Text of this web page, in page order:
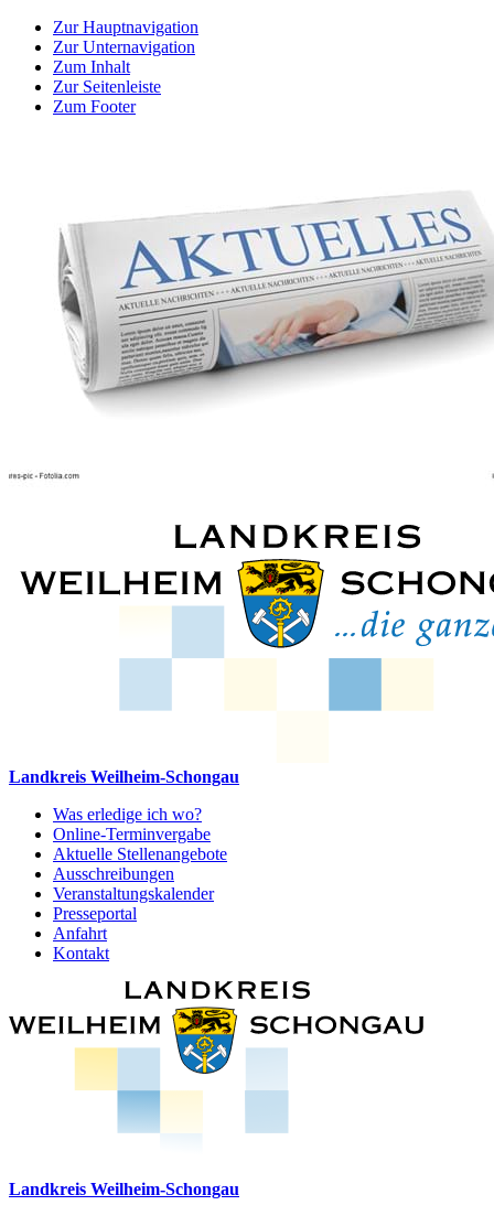
Zur Hauptnavigation
Zur Unternavigation
Zum Inhalt
Zur Seitenleiste
Zum Footer
Landkreis Weilheim-Schongau
Was erledige ich wo?
Online-Terminvergabe
Aktuelle Stellenangebote
Ausschreibungen
Veranstaltungskalender
Presseportal
Anfahrt
Kontakt
Landkreis Weilheim-Schongau